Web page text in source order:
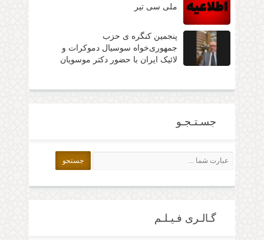
ملی سی تیر
پنجمین کنگره ی حزب
جمهوری‌خواه سوسیال دموکرات و
لائیک ایران با حضور دکتر موسویان
جسـتـجـو
گـالـری فـیـلـم